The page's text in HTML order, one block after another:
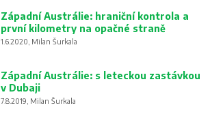
Západní Austrálie: hraniční kontrola a
první kilometry na opačné straně
1.6.2020, Milan Šurkala
Západní Austrálie: s leteckou zastávkou
v Dubaji
7.8.2019, Milan Šurkala